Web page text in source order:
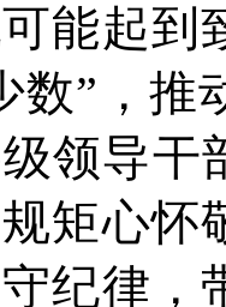
能起到
数”，推
领导干
矩心怀
纪律，